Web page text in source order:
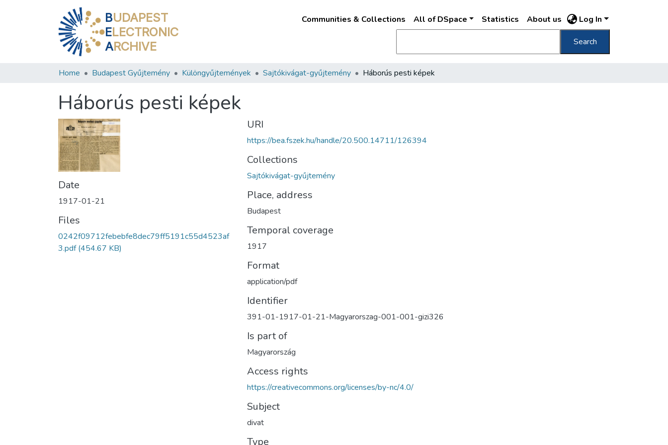
BUDAPEST
ELECTRONIC
ARCHIVE
Communities & Collections All of DSpace Statistics About us Log In
Search
Home Budapest Gyűjtemény Különgyűjtemények Sajtókivágat-gyűjtemény Háborús pesti képek
Háborús pesti képek
Date
1917-01-21
Files
0242f09712febebfe8dec79ff5191c55d4523af
3.pdf(454.67 KB)
URI
https://bea.fszek.hu/handle/20.500.14711/126394
Collections
Sajtókivágat-gyűjtemény
Place, address
Budapest
Temporal coverage
1917
Format
application/pdf
Identifier
391-01-1917-01-21-Magyarorszag-001-001-gizi326
Is part of
Magyarország
Access rights
https://creativecommons.org/licenses/by-nc/4.0/
Subject
divat
Type